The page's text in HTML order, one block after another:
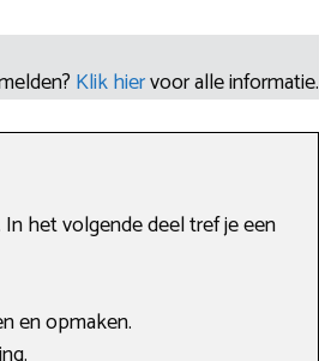
Klik hiervoor alle informatie.
het volgende deel tref je een
en opmaken.